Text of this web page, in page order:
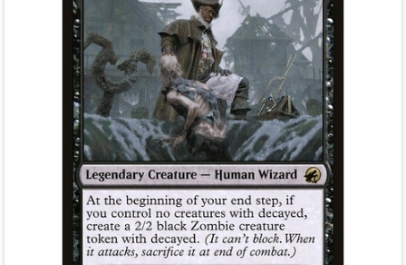
Mã giảm giá:
Ngày hết hạn:
Điều kiện: